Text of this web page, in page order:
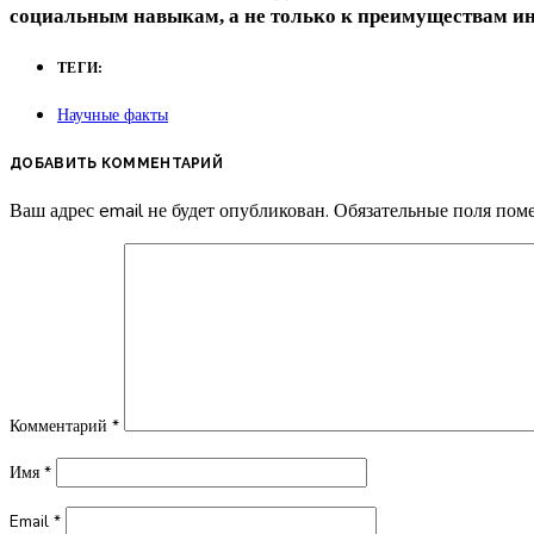
социальным навыкам, а не только к преимуществам
ТЕГИ:
Научные факты
ДОБАВИТЬ КОММЕНТАРИЙ
Ваш адрес email не будет опубликован. Обязательные поля
Комментарий *
Имя *
Email *